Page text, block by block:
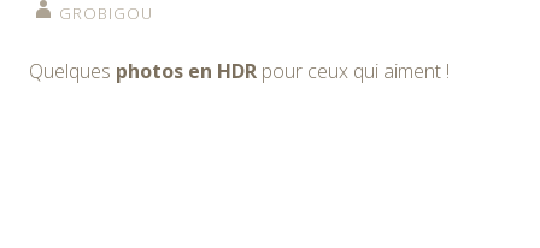
GROBIGOU
Quelques photos en HDR pour ceux qui aiment !